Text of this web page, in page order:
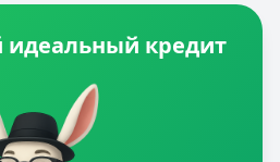
идеальный кредит